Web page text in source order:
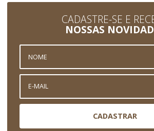
CADASTRE-SE E
NOSSAS
CADASTRAR